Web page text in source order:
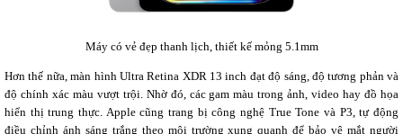
Máy có vẻ đẹp thanh lịch, thiết kế mỏng 5.1mm
Hơn thế nữa, màn hình Ultra Retina XDR 13 inch đạt độ sáng, độ tương phản và
độ chính xác màu vượt trội. Nhờ đó, các gam màu trong ảnh, video hay đồ họa
hiển thị trung thực. Apple cũng trang bị công nghệ True Tone và P3, tự động
điều chỉnh ánh sáng trắng theo môi trường xung quanh để bảo vệ mắt người